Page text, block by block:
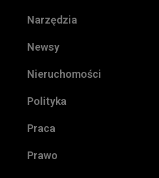
Narzędzia
Newsy
Nieruchomości
Polityka
Praca
Prawo